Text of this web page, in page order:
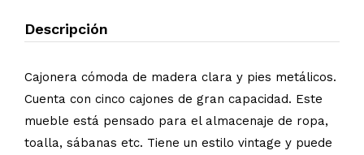
Descripción
Cajonera cómoda de madera clara y pies metálicos.
Cuenta con cinco cajones de gran capacidad. Este
mueble está pensado para el almacenaje de ropa,
toalla, sábanas etc. Tiene un estilo vintage y puede